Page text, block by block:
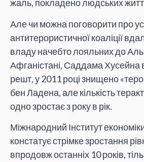
жаль, покладено людських
Але чи можна поговорити про
антитерористичної коаліції
владу начебто лояльних до
Афганістані, Саддама Хусейна
решт, у 2011 році знищено
бен Ладена, але кількість
одно зростає з року в рік.
Міжнародний Інститут
констатує стрімке зростання
впродовж останніх 10 років,